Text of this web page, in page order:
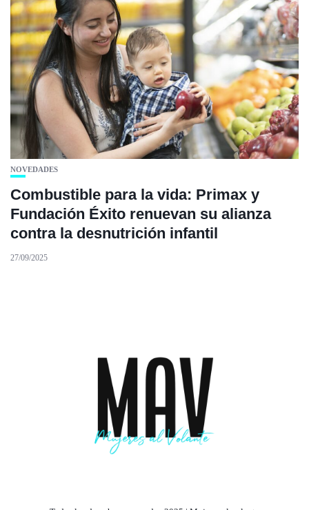
NOVEDADES
Combustible para la vida: Primax y
Fundación Éxito renuevan su alianza
contra la desnutrición infantil
27/09/2025